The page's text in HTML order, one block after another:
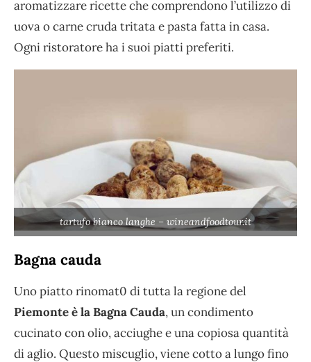
aromatizzare ricette che comprendono l’utilizzo di
uova o carne cruda tritata e pasta fatta in casa.
Ogni ristoratore ha i suoi piatti preferiti.
tartufo bianco langhe – wineandfoodtour.it
Bagna cauda
Uno piatto rinomat0 di tutta la regione del
Piemonte è la Bagna Cauda, un condimento
cucinato con olio, acciughe e una copiosa quantità
di aglio. Questo miscuglio, viene cotto a lungo fino